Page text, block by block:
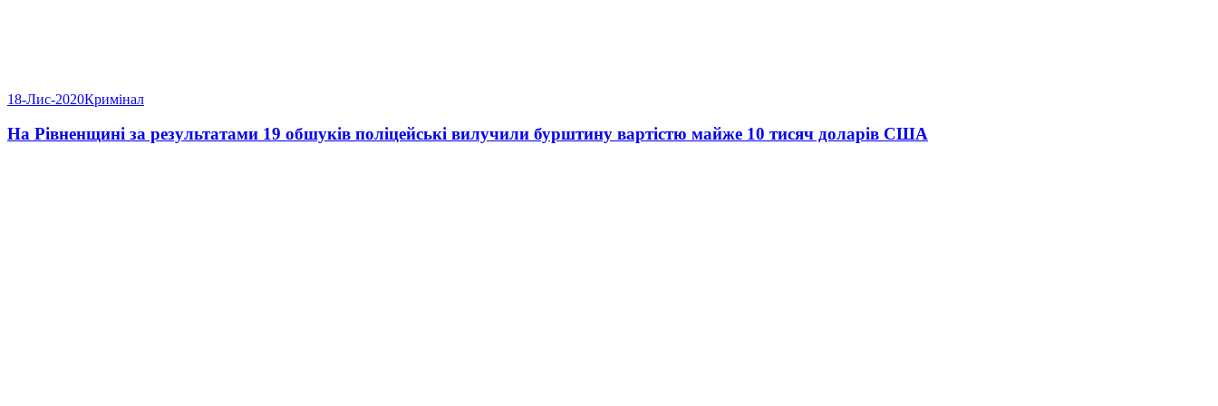
18-Лис-2020Кримінал
На Рівненщині за результатами 19 обшуків поліцейські вилучили бурштину вартістю майже 10 тисяч доларів США